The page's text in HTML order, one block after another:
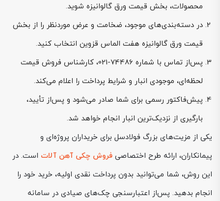
محصولات، بخش قیمت ورق گالوانیزه شوید.
در دسته‌بندی‌های موجود، ضخامت و عرض موردنظر را از بخش
قیمت ورق گالوانیزه هفت الماس قزوین انتخاب کنید.
پس‌از تماس با شماره 74486-021، کارشناس فروش قیمت
لحظه‌ای، موجودی انبار و شرایط پرداخت را اعلام می‌کند.
پیش‌فاکتور رسمی برای شما صادر می‌شود و پس‌از تأیید،
بارگیری از نزدیک‌ترین انبار انجام خواهد شد.
یکی از مزیت‌های بزرگ فولادسل برای خریداران پروژه‌ای و
پیمانکاران، ارائه طرح اختصاصی فروش چکی آهن آلات است. در
این روش، شما می‌توانید بدون پرداخت نقدی اولیه، خرید خود را
انجام بدهید. پس‌از اعتبارسنجی چک‌های صیادی در سامانه